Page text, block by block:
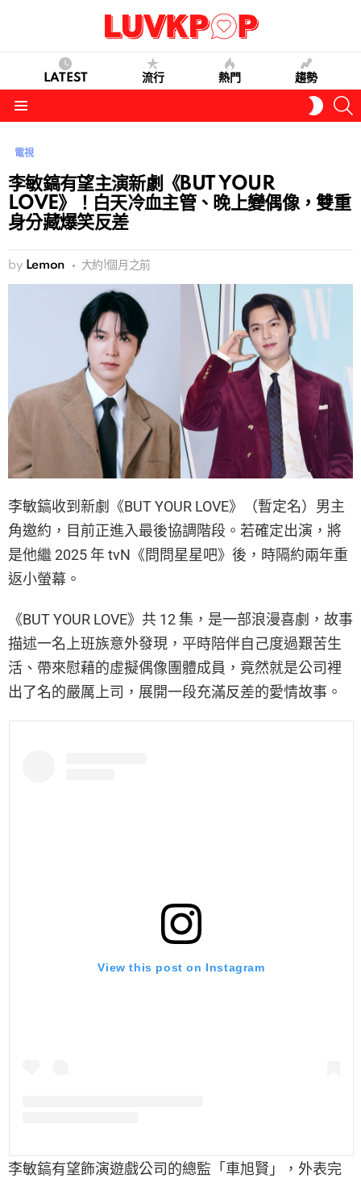
LATEST 流行 熱門 趨勢
SKIN
電視
李敏鎬有望主演新劇《BUT YOUR
LOVE》！白天冷血主管、晚上變偶像，雙重
身分藏爆笑反差
by Lemon 大約1個月之前
李敏鎬收到新劇《BUT YOUR LOVE》（暫定名）男主
角邀約，目前正進入最後協調階段。若確定出演，將
是他繼 2025 年 tvN《問問星星吧》後，時隔約兩年重
返小螢幕。
《BUT YOUR LOVE》共 12 集，是一部浪漫喜劇，故事
描述一名上班族意外發現，平時陪伴自己度過艱苦生
活、帶來慰藉的虛擬偶像團體成員，竟然就是公司裡
出了名的嚴厲上司，展開一段充滿反差的愛情故事。
View this post on Instagram
李敏鎬有望飾演遊戲公司的總監「車旭賢」，外表完